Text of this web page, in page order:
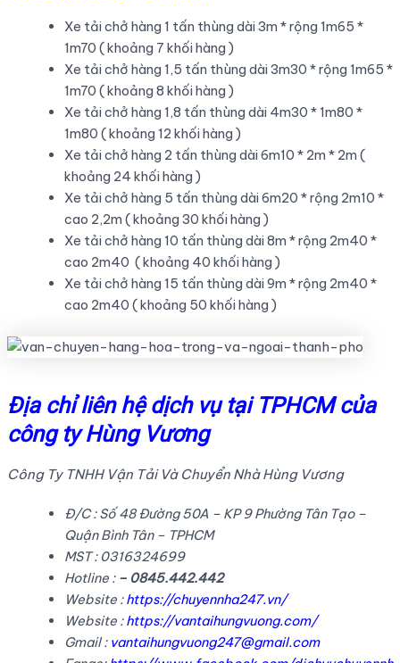
Xe tải chở hàng 1 tấn thùng dài 3m * rộng 1m65 *
1m70 ( khoảng 7 khối hàng )
Xe tải chở hàng 1,5 tấn thùng dài 3m30 * rộng 1m65 *
1m70 ( khoảng 8 khối hàng )
Xe tải chở hàng 1,8 tấn thùng dài 4m30 * 1m80 *
1m80 ( khoảng 12 khối hàng )
Xe tải chở hàng 2 tấn thùng dài 6m10 * 2m * 2m (
khoảng 24 khối hàng )
Xe tải chở hàng 5 tấn thùng dài 6m20 * rộng 2m10 *
cao 2,2m ( khoảng 30 khối hàng )
Xe tải chở hàng 10 tấn thùng dài 8m * rộng 2m40 *
cao 2m40 ( khoảng 40 khối hàng )
Xe tải chở hàng 15 tấn thùng dài 9m * rộng 2m40 *
cao 2m40 ( khoảng 50 khối hàng )
Địa chỉ liên hệ dịch vụ tại TPHCM của
công ty Hùng Vương
Công Ty TNHH Vận Tải Và Chuyển Nhà Hùng Vương
Đ/C : Số 48 Đường 50A – KP 9 Phường Tân Tạo –
Quận Bình Tân – TPHCM
MST : 0316324699
Hotline : – 0845.442.442
Website :https://chuyennha247.vn/
Website :https://vantaihungvuong.com/
Gmail : vantaihungvuong247@gmail.com